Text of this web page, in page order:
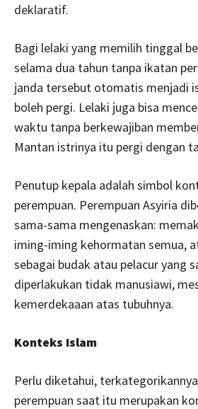
deklaratif.
Bagi lelaki yang memilih tinggal
selama dua tahun tanpa ikatan
janda tersebut otomatis menjadi
boleh pergi. Lelaki juga bisa
waktu tanpa berkewajiban
Mantan istrinya itu pergi dengan
Penutup kepala adalah simbol
perempuan. Perempuan Asyiria
sama-sama mengenaskan:
iming-iming kehormatan semua,
sebagai budak atau pelacur yang
diperlakukan tidak manusiawi,
kemerdekaaan atas tubuhnya.
Konteks Islam
Perlu diketahui,
perempuan saat itu merupakan